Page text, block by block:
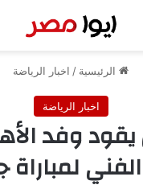
الرئيسية / اخبار الرياضة
اخبار الرياضة
وفد
لمباراة